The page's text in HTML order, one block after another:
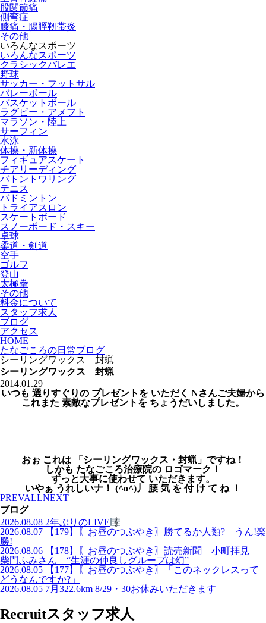
股関節痛
側弯症
膝痛・腸脛靭帯炎
その他
いろんなスポーツ
いろんなスポーツ
クラシックバレエ
野球
サッカー・フットサル
バレーボール
バスケットボール
ラグビー・アメフト
マラソン・陸上
サーフィン
水泳
体操・新体操
フィギュアスケート
チアリーディング
バトントワリング
テニス
バドミントン
トライアスロン
スケートボード
スノーボード・スキー
卓球
柔道・剣道
空手
ゴルフ
登山
太極拳
その他
料金について
スタッフ求人
ブログ
アクセス
HOME
たなごころの日常ブログ
シーリングワックス 封蝋
シーリングワックス 封蝋
2014.01.29
いつも 選りすぐりの プレゼントを いただく Nさんご夫婦から
これまた 素敵なプレゼントを ちょうだいしました。
おぉ これは 「シーリングワックス・封蝋」ですね！
しかも たなごころ治療院の ロゴマーク！
ずっと大事に使わせて いただきます。
いやぁ うれしいナ！ (^o^)丿 腰 気 を 付 け て ね ！
PREVALLNEXT
ブログ
2026.08.08 2年ぶりのLIVE
2026.08.07
【179】〖お昼のつぶやき〗勝てるか人類? うん!楽
勝!
2026.08.06
【178】〖お昼のつぶやき〗読売新聞 小町拝見
柴門ふみさん “生涯の仲良しグループは幻”
2026.08.05
【177】〖お昼のつぶやき〗「このネックレスって
どうなんですか?」
2026.08.05 7月322.6km 8/29・30お休みいただきます
Recruitスタッフ求人